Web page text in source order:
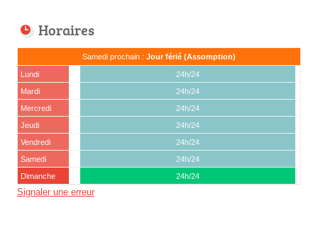
Horaires
Samedi prochain : Jour férié (Assomption)
Lundi
24h/24
Mardi
24h/24
Mercredi
24h/24
Jeudi
24h/24
Vendredi
24h/24
Samedi
24h/24
Dimanche
24h/24
Signaler une erreur